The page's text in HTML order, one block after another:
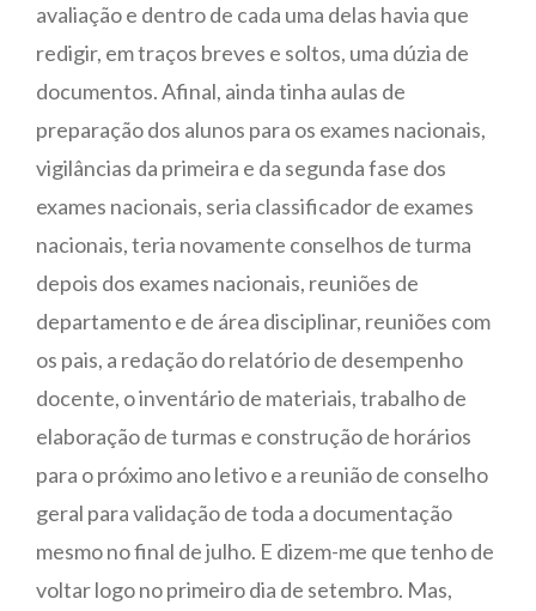
avaliação e dentro de cada uma delas havia que
redigir, em traços breves e soltos, uma dúzia de
documentos. Afinal, ainda tinha aulas de
preparação dos alunos para os exames nacionais,
vigilâncias da primeira e da segunda fase dos
exames nacionais, seria classificador de exames
nacionais, teria novamente conselhos de turma
depois dos exames nacionais, reuniões de
departamento e de área disciplinar, reuniões com
os pais, a redação do relatório de desempenho
docente, o inventário de materiais, trabalho de
elaboração de turmas e construção de horários
para o próximo ano letivo e a reunião de conselho
geral para validação de toda a documentação
mesmo no final de julho. E dizem-me que tenho de
voltar logo no primeiro dia de setembro. Mas,